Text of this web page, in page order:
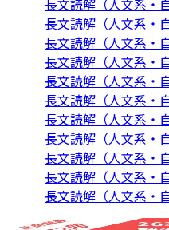
長文読解（人文系・
長文読解（人文系・
長文読解（人文系・
長文読解（人文系・
長文読解（人文系・
長文読解（人文系・
長文読解（人文系・
長文読解（人文系・
長文読解（人文系・
長文読解（人文系・
長文読解（人文系・